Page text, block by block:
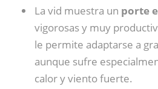
La vid muestra un porte
vigorosas y muy
le permite adaptarse a
aunque sufre
calor y viento fuerte.